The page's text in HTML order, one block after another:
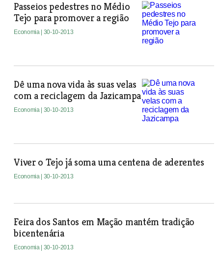
Passeios pedestres no Médio
Tejo para promover a região
Economia | 30-10-2013
Dê uma nova vida às suas velas
com a reciclagem da Jazicampa
Economia | 30-10-2013
Viver o Tejo já soma uma centena de aderentes
Economia | 30-10-2013
Feira dos Santos em Mação mantém tradição
bicentenária
Economia | 30-10-2013